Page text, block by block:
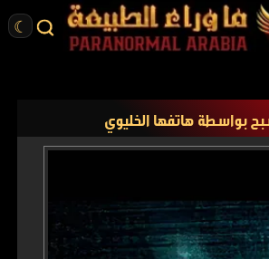
☾
بواسطة هاتفها الخليوي